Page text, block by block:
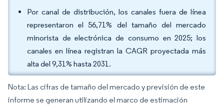
Por canal de distribución, los canales fuera de línea
representaron el 56,71% del tamaño del mercado
minorista de electrónica de consumo en 2025; los
canales en línea registran la CAGR proyectada más
alta del 9,31% hasta 2031.
Nota: Las cifras de tamaño del mercado y previsión de este
informe se generan utilizando el marco de estimación